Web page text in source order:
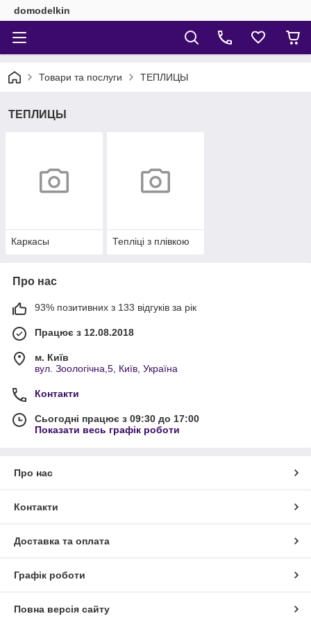
domodelkin
Товари та послуги ТЕПЛИЦЫ
ТЕПЛИЦЫ
Каркасы Тепліці з плівкою
Про нас
93% позитивних з 133 відгуків за рік
Працює з 12.08.2018
м. Київ
вул. Зоологічна,5, Київ, Україна
Контакти
Сьогодні працює з 09:30 до 17:00
Показати весь графік роботи
Про нас
Контакти
Доставка та оплата
Графік роботи
Повна версія сайту